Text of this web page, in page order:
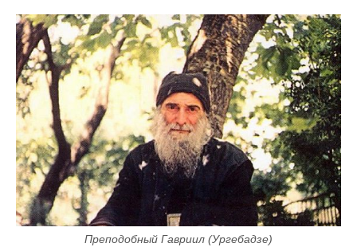
Преподобный Гавриил (Ургебадзе)